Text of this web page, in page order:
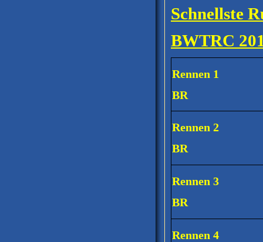
Schnellste
BWTRC
Rennen 1
BR
Rennen 2
BR
Rennen 3
BR
Rennen 4